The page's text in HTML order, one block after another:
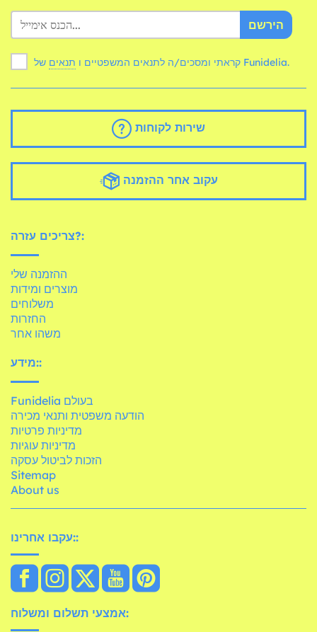
הירשם
קראתי ומסכים/ה לתנאים המשפטיים ו תנאים של Funidelia.
שירות לקוחות
עקוב אחר ההזמנה
צריכים עזרה?:
ההזמנה שלי
מוצרים ומידות
משלוחים
החזרות
משהו אחר
מידע::
Funidelia בעולם
הודעה משפטית ותנאי מכירה
מדיניות פרטיות
מדיניות עוגיות
הזכות לביטול עסקה
Sitemap
About us
עקבו אחרינו::
אמצעי תשלום ומשלוח: